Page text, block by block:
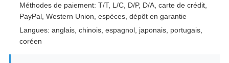
Méthodes de paiement: T/T, L/C, D/P, D/A, carte de crédit,
PayPal, Western Union, espèces, dépôt en garantie
Langues: anglais, chinois, espagnol, japonais, portugais,
coréen